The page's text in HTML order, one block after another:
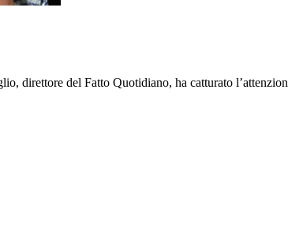
direttore del Fatto Quotidiano, ha catturato